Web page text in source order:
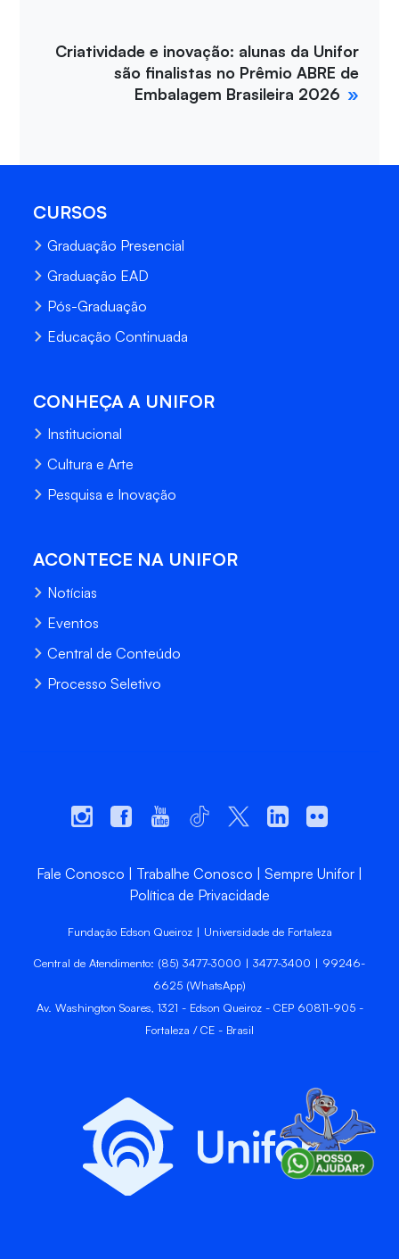
Criatividade e inovação: alunas da Unifor
são finalistas no Prêmio ABRE de
Embalagem Brasileira 2026
CURSOS
Graduação Presencial
Graduação EAD
Pós-Graduação
Educação Continuada
CONHEÇA A UNIFOR
Institucional
Cultura e Arte
Pesquisa e Inovação
ACONTECE NA UNIFOR
Notícias
Eventos
Central de Conteúdo
Processo Seletivo
Fale Conosco Trabalhe Conosco
Sempre Unifor
Política de Privacidade
Fundação Edson Queiroz | Universidade de Fortaleza
Central de Atendimento: (85) 3477-3000 | 3477-3400 | 99246-
6625 (WhatsApp)
Av. Washington Soares, 1321 - Edson Queiroz - CEP 60811-905 -
Fortaleza / CE - Brasil